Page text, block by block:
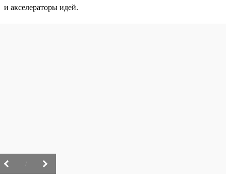
и акселераторы идей.